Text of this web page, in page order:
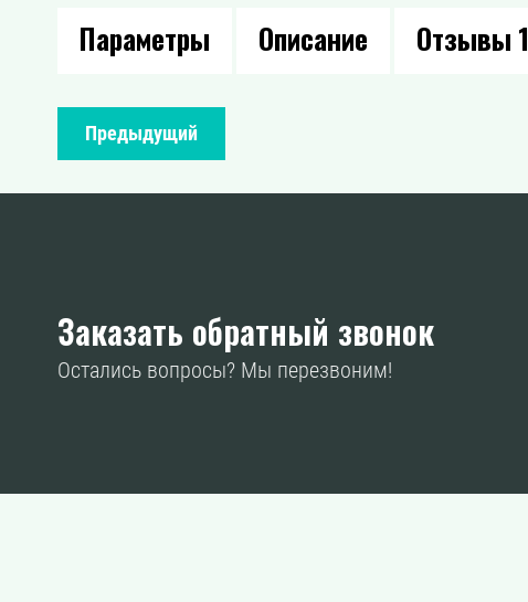
Параметры Описание Отзывы 1
Предыдущий
Заказать обратный звонок
Остались вопросы? Мы перезвоним!